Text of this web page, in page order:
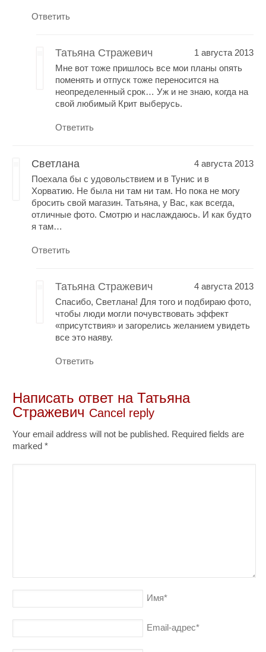
Ответить
Татьяна Стражевич
1 августа 2013
Мне вот тоже пришлось все мои планы опять
поменять и отпуск тоже переносится на
неопределенный срок… Уж и не знаю, когда на
свой любимый Крит выберусь.
Ответить
Светлана
4 августа 2013
Поехала бы с удовольствием и в Тунис и в
Хорватию. Не была ни там ни там. Но пока не могу
бросить свой магазин. Татьяна, у Вас, как всегда,
отличные фото. Смотрю и наслаждаюсь. И как будто
я там…
Ответить
Татьяна Стражевич
4 августа 2013
Спасибо, Светлана! Для того и подбираю фото,
чтобы люди могли почувствовать эффект
«присутствия» и загорелись желанием увидеть
все это наяву.
Ответить
Написать ответ наТатьяна
Стражевич Cancel reply
Your email address will not be published. Required fields are
marked*
Имя*
Email-адрес*